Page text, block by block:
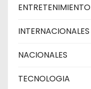
ENTRETENIMIENTO
INTERNACIONALES
NACIONALES
TECNOLOGIA